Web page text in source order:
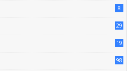
8
29
19
98